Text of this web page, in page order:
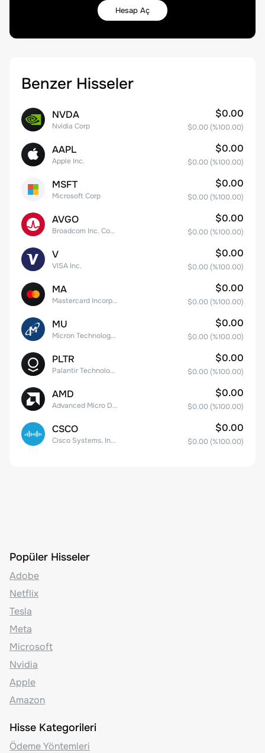
Hesap Aç
Benzer Hisseler
NVDA
Nvidia Corp
$0.00
$0.00 (%100.00)
AAPL
Apple Inc.
$0.00
$0.00 (%100.00)
MSFT
Microsoft Corp
$0.00
$0.00 (%100.00)
AVGO
Broadcom Inc. Common Stock
$0.00
$0.00 (%100.00)
V
VISA Inc.
$0.00
$0.00 (%100.00)
MA
Mastercard Incorporated
$0.00
$0.00 (%100.00)
MU
Micron Technology, Inc.
$0.00
$0.00 (%100.00)
PLTR
Palantir Technologies Inc. Class A Common Stock
$0.00
$0.00 (%100.00)
AMD
Advanced Micro Devices
$0.00
$0.00 (%100.00)
CSCO
Cisco Systems, Inc. Common Stock (DE)
$0.00
$0.00 (%100.00)
Popüler Hisseler
Adobe
Netflix
Tesla
Meta
Microsoft
Nvidia
Apple
Amazon
Hisse Kategorileri
Ödeme Yöntemleri